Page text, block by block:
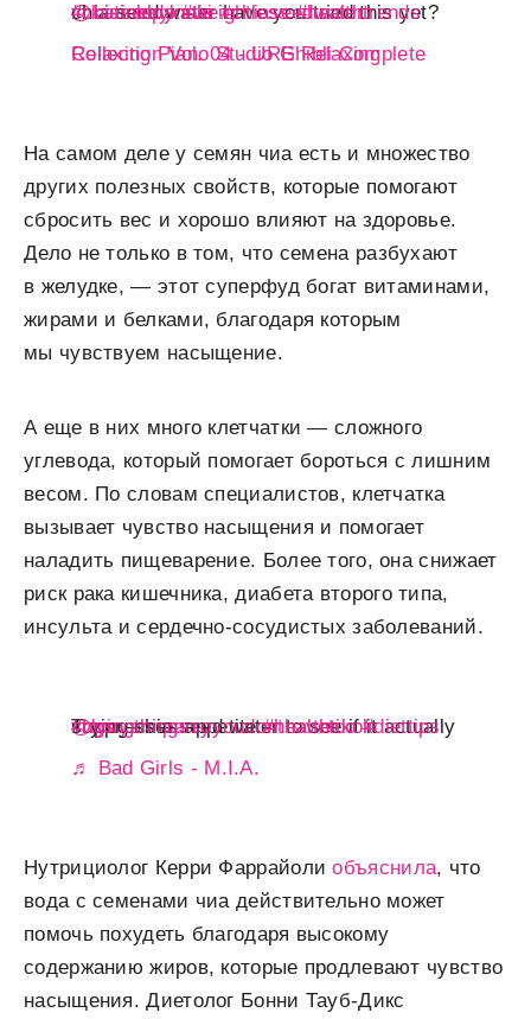
@katielopynski
chia seed water have you tried this yet?
#cuisinebykatie #chiaseedwater
#chiaseeds #weightloss #healthtrends
Relaxing Piano Studio Ghibli Complete Collection Vol. 04 - URE Relaxing
На самом деле у семян чиа есть и множество
других полезных свойств, которые помогают
сбросить вес и хорошо влияют на здоровье.
Дело не только в том, что семена разбухают
в желудке, — этот суперфуд богат витаминами,
жирами и белками, благодаря которым
мы чувствуем насыщение.
А еще в них много клетчатки — сложного
углевода, который помогает бороться с лишним
весом. По словам специалистов, клетчатка
вызывает чувство насыщения и помогает
наладить пищеварение. Более того, она снижает
риск рака кишечника, диабета второго типа,
инсульта и сердечно-сосудистых заболеваний.
@lucyannparry
Trying chia seed water to see if it actually suppresses appetite#healthtikok
#tryingthingssoyoudonthavetoo #diettips
#hgs
♬ Bad Girls - M.I.A.
Нутрициолог Керри Фаррайолиобъяснила, что
вода с семенами чиа действительно может
помочь похудеть благодаря высокому
содержанию жиров, которые продлевают чувство
насыщения. Диетолог Бонни Тауб-Дикс